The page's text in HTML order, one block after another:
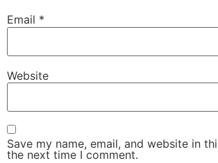
Email *
Website
Save my name, email, and website in
the next time I comment.